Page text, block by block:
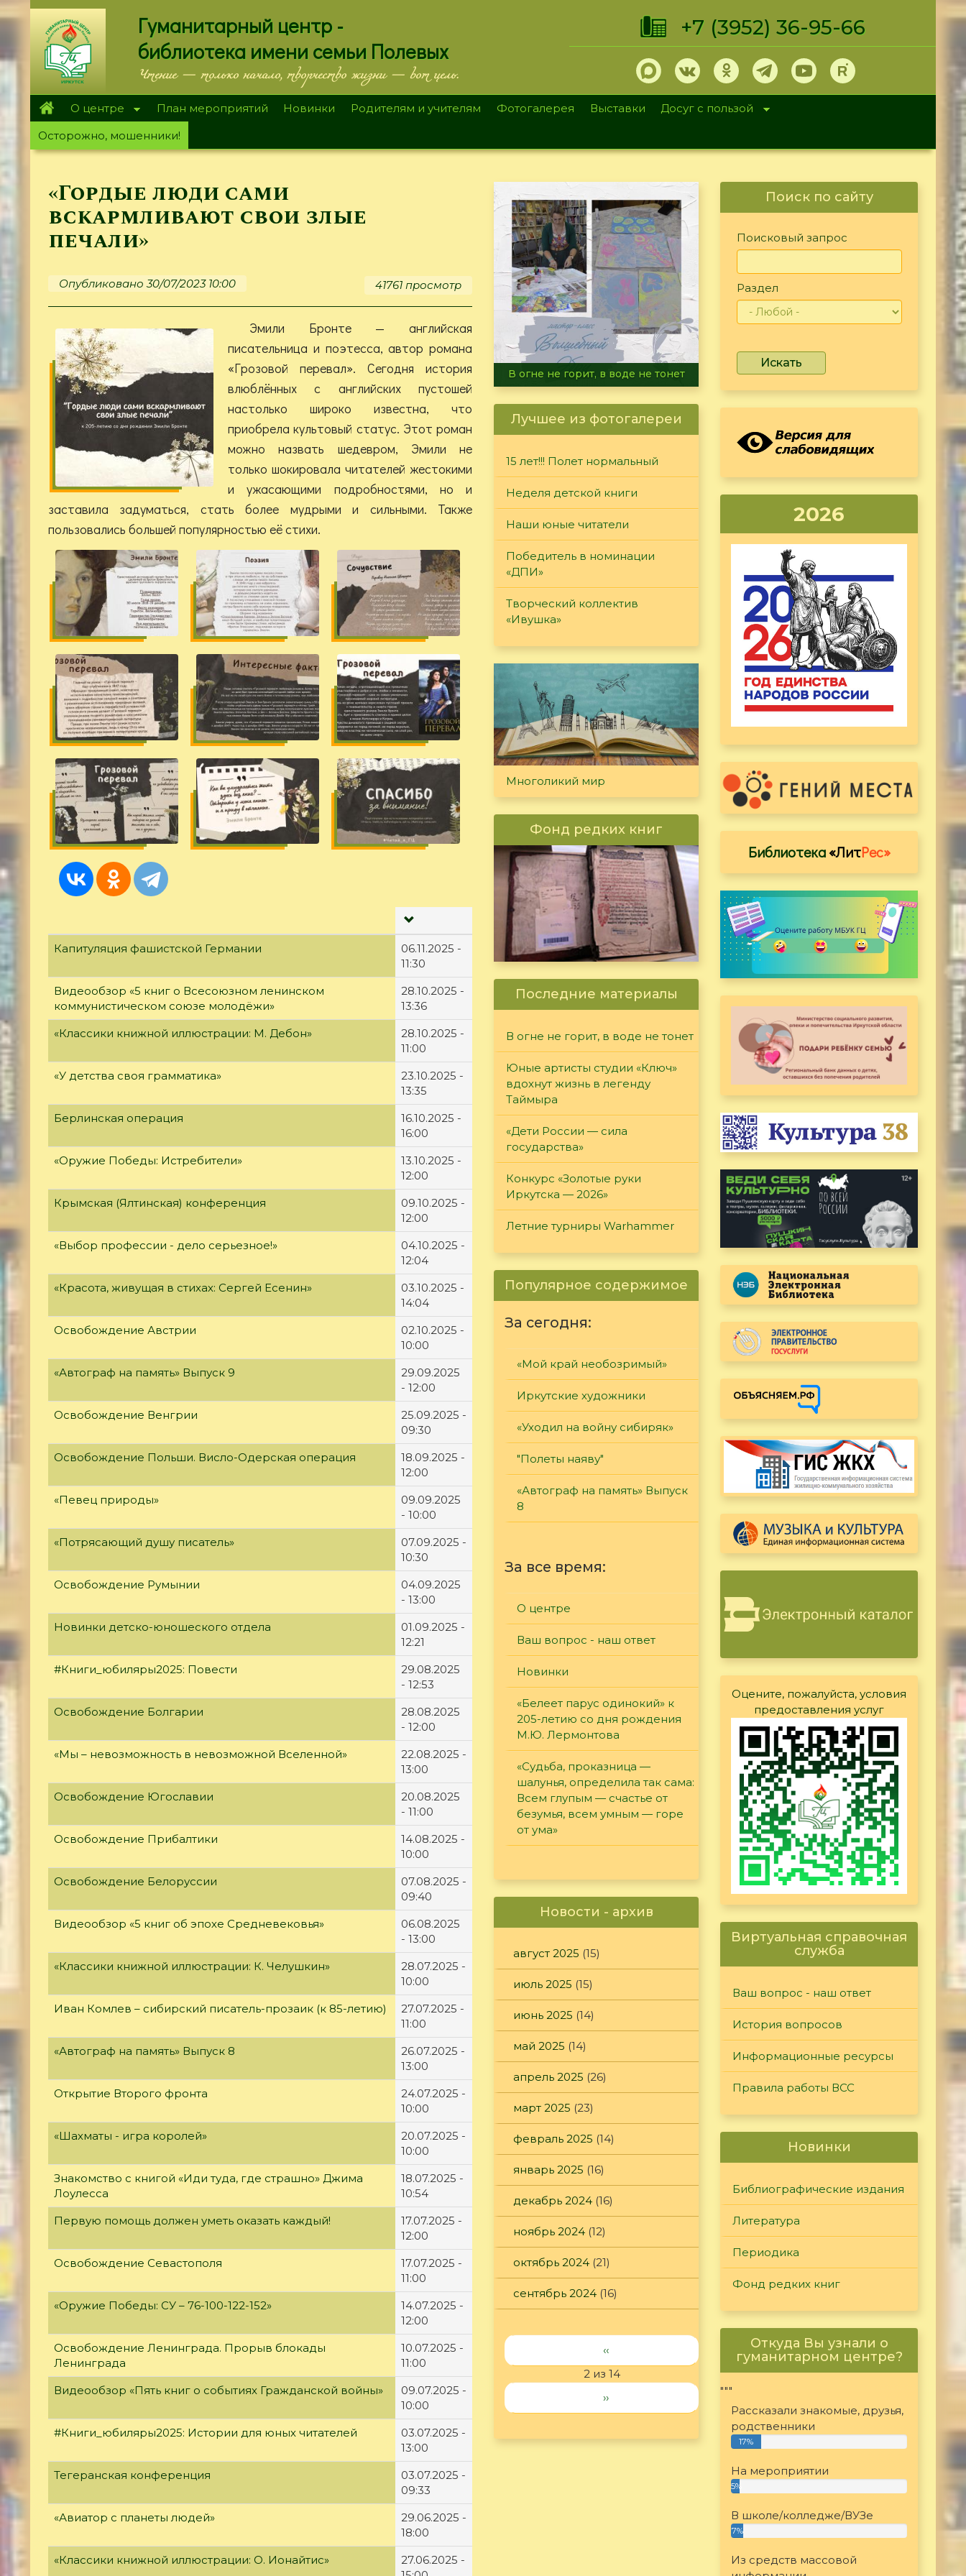
Перейти
к
основному
содержанию
Гуманитарный центр -
библиотека имени семьи Полевых
Чтение — только начало, творчество жизни — вот цель.
+7 (3952) 36-95-66
О центре План мероприятий Новинки Родителям и учителям Фотогалерея Выставки
Досуг с пользой
Осторожно, мошенники!
«Гордые люди сами
вскармливают свои злые
печали»
Опубликовано 30/07/2023 10:00 41761 просмотр
Эмили Бронте — английская
писательница и поэтесса, автор романа
«Грозовой перевал». Сегодня история
влюблённых с английских пустошей
настолько широко известна, что
приобрела культовый статус. Этот роман
можно назвать шедевром, Эмили не
только шокировала читателей жестокими
и ужасающими подробностями, но и
заставила задуматься, стать более мудрыми и сильными. Также
пользовались большей популярностью её стихи.
Капитуляция фашистской Германии
06.11.2025 -
11:30
Видеообзор «5 книг о Всесоюзном ленинском
коммунистическом союзе молодёжи»
28.10.2025 -
13:36
«Классики книжной иллюстрации: М. Дебон»
28.10.2025 -
11:00
«У детства своя грамматика»
23.10.2025 -
13:35
Берлинская операция
16.10.2025 -
16:00
«Оружие Победы: Истребители»
13.10.2025 -
12:00
Крымская (Ялтинская) конференция
09.10.2025 -
12:00
«Выбор профессии - дело серьезное!»
04.10.2025 -
12:04
«Красота, живущая в стихах: Сергей Есенин»
03.10.2025 -
14:04
Освобождение Австрии
02.10.2025 -
10:00
«Автограф на память» Выпуск 9
29.09.2025
- 12:00
Освобождение Венгрии
25.09.2025 -
09:30
Освобождение Польши. Висло-Одерская операция
18.09.2025 -
12:00
«Певец природы»
09.09.2025
- 10:00
«Потрясающий душу писатель»
07.09.2025 -
10:30
Освобождение Румынии
04.09.2025
- 13:00
Новинки детско-юношеского отдела
01.09.2025 -
12:21
#Книги_юбиляры2025: Повести
29.08.2025
- 12:53
Освобождение Болгарии
28.08.2025
- 12:00
«Мы – невозможность в невозможной Вселенной»
22.08.2025 -
13:00
Освобождение Югославии
20.08.2025
- 11:00
Освобождение Прибалтики
14.08.2025 -
10:00
Освобождение Белоруссии
07.08.2025 -
09:40
Видеообзор «5 книг об эпохе Средневековья»
06.08.2025
- 13:00
«Классики книжной иллюстрации: К. Челушкин»
28.07.2025 -
10:00
Иван Комлев – сибирский писатель-прозаик (к 85-летию)
27.07.2025 -
11:00
«Автограф на память» Выпуск 8
26.07.2025 -
13:00
Открытие Второго фронта
24.07.2025 -
10:00
«Шахматы - игра королей»
20.07.2025 -
10:00
Знакомство с книгой «Иди туда, где страшно» Джима
Лоулесса
18.07.2025 -
10:54
Первую помощь должен уметь оказать каждый!
17.07.2025 -
12:00
Освобождение Севастополя
17.07.2025 -
11:00
«Оружие Победы: СУ – 76-100-122-152»
14.07.2025 -
12:00
Освобождение Ленинграда. Прорыв блокады
Ленинграда
10.07.2025 -
11:00
Видеообзор «Пять книг о событиях Гражданской войны»
09.07.2025 -
10:00
#Книги_юбиляры2025: Истории для юных читателей
03.07.2025 -
13:00
Тегеранская конференция
03.07.2025 -
09:33
«Авиатор с планеты людей»
29.06.2025 -
18:00
«Классики книжной иллюстрации: О. Ионайтис»
27.06.2025 -
Летние турниры Warhammer
Лучшее из фотогалереи
15 лет!!! Полет нормальный
Неделя детской книги
Наши юные читатели
Победитель в номинации
«ДПИ»
Творческий коллектив
«Ивушка»
Многоликий мир
Фонд редких книг
Последние материалы
В огне не горит, в воде не тонет
Юные артисты студии «Ключ»
вдохнут жизнь в легенду
Таймыра
«Дети России — сила
государства»
Конкурс «Золотые руки
Иркутска — 2026»
Летние турниры Warhammer
Популярное содержимое
За сегодня:
«Мой край необозримый»
Иркутские художники
«Уходил на войну сибиряк»
"Полеты наяву"
«Автограф на память» Выпуск
8
За все время:
О центре
Ваш вопрос - наш ответ
Новинки
«Белеет парус одинокий» к
205-летию со дня рождения
М.Ю. Лермонтова
«Судьба, проказница —
шалунья, определила так сама:
Всем глупым — счастье от
безумья, всем умным — горе
от ума»
Новости - архив
август 2025 (15)
июль 2025 (15)
июнь 2025 (14)
май 2025 (14)
апрель 2025 (26)
март 2025 (23)
февраль 2025 (14)
январь 2025 (16)
декабрь 2024 (16)
ноябрь 2024 (12)
октябрь 2024 (21)
сентябрь 2024 (16)
‹‹
2 из 14
››
Поиск по сайту
Поисковый запрос
Раздел
Искать
2026
Библиотека«ЛитРес»
Оцените, пожалуйста, условия
предоставления услуг
Виртуальная справочная
служба
Ваш вопрос - наш ответ
История вопросов
Информационные ресурсы
Правила работы ВСС
Новинки
Библиографические издания
Литература
Периодика
Фонд редких книг
Откуда Вы узнали о
гуманитарном центре?
"""
Рассказали знакомые, друзья,
родственники
17%
На мероприятии
5%
В школе/колледже/ВУЗе
7%
Из средств массовой